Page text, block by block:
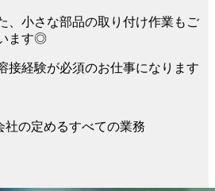
、小さな部品の取り付け作業もご
ます◎
接経験が必須のお仕事になります
の定めるすべての業務